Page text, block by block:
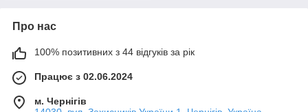
Про нас
100% позитивних з 44 відгуків за рік
Працює з 02.06.2024
м. Чернігів